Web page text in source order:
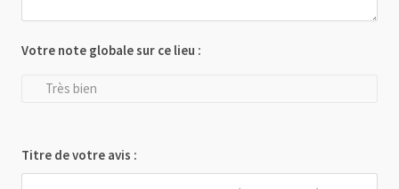
Votre note globale sur ce lieu :
Très bien
Titre de votre avis :